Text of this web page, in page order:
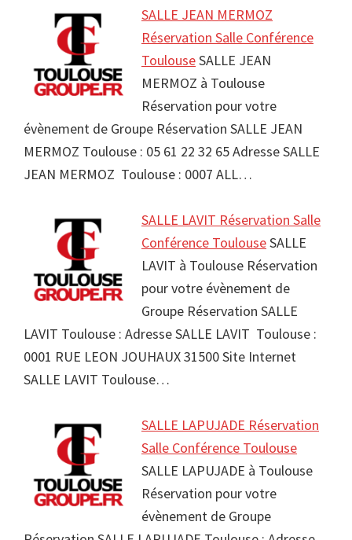
SALLE JEAN MERMOZ
Réservation Salle Conférence
ToulouseSALLE JEAN
MERMOZ à Toulouse
Réservation pour votre
évènement de Groupe Réservation SALLE JEAN
MERMOZ Toulouse : 05 61 22 32 65 Adresse SALLE
JEAN MERMOZ Toulouse : 0007 ALL…
SALLE LAVIT Réservation Salle
Conférence ToulouseSALLE
LAVIT à Toulouse Réservation
pour votre évènement de
Groupe Réservation SALLE
LAVIT Toulouse : Adresse SALLE LAVIT Toulouse :
0001 RUE LEON JOUHAUX 31500 Site Internet
SALLE LAVIT Toulouse…
SALLE LAPUJADE Réservation
Salle Conférence Toulouse
SALLE LAPUJADE à Toulouse
Réservation pour votre
évènement de Groupe